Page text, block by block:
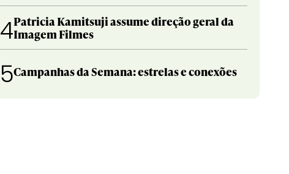
4Patricia Kamitsuji assume direção geral da
Imagem Filmes
5Campanhas da Semana: estrelas e conexões